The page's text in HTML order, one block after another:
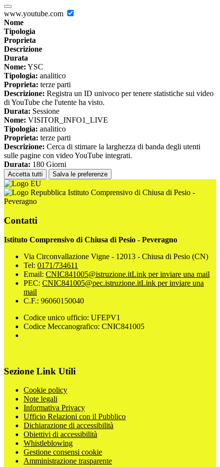
www.youtube.com
Nome
Tipologia
Proprieta
Descrizione
Durata
Nome: YSC
Tipologia: analitico
Proprieta: terze parti
Descrizione: Registra un ID univoco per tenere statistiche sui video
di YouTube che l'utente ha visto.
Durata: Sessione
Nome: VISITOR_INFO1_LIVE
Tipologia: analitico
Proprieta: terze parti
Descrizione: Cerca di stimare la larghezza di banda degli utenti
sulle pagine con video YouTube integrati.
Durata: 180 Giorni
Accetta tutti Salva le preferenze
Istituto Comprensivo di Chiusa di Pesio -
Peveragno
Contatti
Istituto Comprensivo di Chiusa di Pesio - Peveragno
Via Circonvallazione Vigne - 12013 - Chiusa di Pesio (CN)
Tel: 0171/734611
Email: CNIC841005@istruzione.itLink per inviare una mail
PEC: CNIC841005@pec.istruzione.itLink per inviare una
mail
C.F.: 96060150040
Codice unico ufficio: UFEPV1
Codice Meccanografico: CNIC841005
Sezione Link Utili
Cookie policy
Note legali
Informativa Privacy
Ufficio Relazioni con il Pubblico
Dichiarazione di accessibilità
Obiettivi di accessibilità
Whistleblowing
Gestione consensi cookie
Amministrazione trasparente